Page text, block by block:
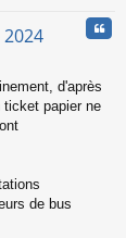
d'après
ticket papier ne
de bus